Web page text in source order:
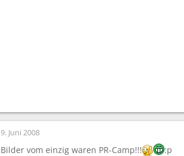
9. Juni 2008
Bilder vom einzig waren PR-Camp!!!
:p